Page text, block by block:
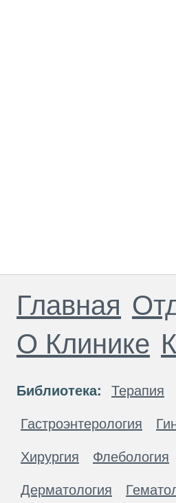
Главная
О Клинике
Библиотека: Терапия
Гастроэнтерология
Хирургия Флебология
Дерматология